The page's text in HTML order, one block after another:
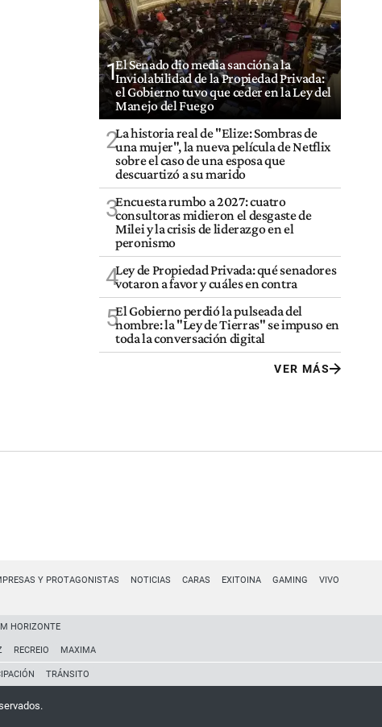
1El Senado dio media sanción a la
Inviolabilidad de la Propiedad Privada:
el Gobierno tuvo que ceder en la Ley del
Manejo del Fuego
2La historia real de "Elize: Sombras de
una mujer", la nueva película de Netflix
sobre el caso de una esposa que
descuartizó a su marido
3Encuesta rumbo a 2027: cuatro
consultoras midieron el desgaste de
Milei y la crisis de liderazgo en el
peronismo
4Ley de Propiedad Privada: qué senadores
votaron a favor y cuáles en contra
5El Gobierno perdió la pulseada del
nombre: la "Ley de Tierras" se impuso en
toda la conversación digital
VER MÁS
Y PROTAGONISTAS NOTICIAS CARAS EXITOINA GAMING VIVO
HORIZONTE
RECREIO MAXIMA
TRÁNSITO